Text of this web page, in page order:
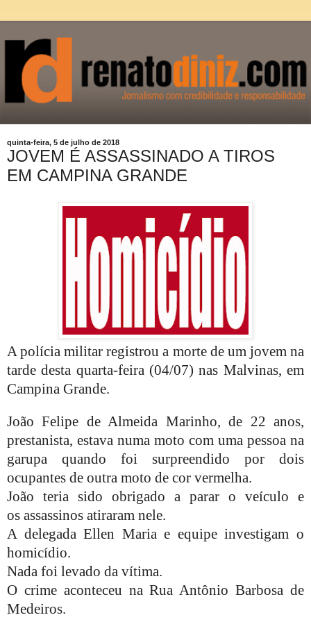
quinta-feira, 5 de julho de 2018
JOVEM É ASSASSINADO A TIROS
EM CAMPINA GRANDE
A polícia militar registrou a morte de um jovem na
tarde desta quarta-feira (04/07) nas Malvinas, em
Campina Grande.
João Felipe de Almeida Marinho, de 22 anos,
prestanista, estava numa moto com uma pessoa na
garupa quando foi surpreendido por dois
ocupantes de outra moto de cor vermelha.
João teria sido obrigado a parar o veículo e
os assassinos atiraram nele.
A delegada Ellen Maria e equipe investigam o
homicídio.
Nada foi levado da vítima.
O crime aconteceu na Rua Antônio Barbosa de
Medeiros.